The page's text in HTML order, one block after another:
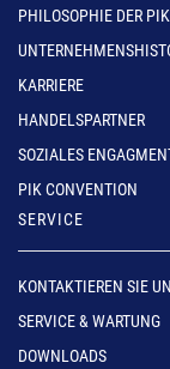
PHILOSOPHIE DER PIK
KARRIERE
HANDELSPARTNER
SOZIALES
PIK CONVENTION
SERVICE
KONTAKTIEREN SIE
SERVICE & WARTUNG
DOWNLOADS